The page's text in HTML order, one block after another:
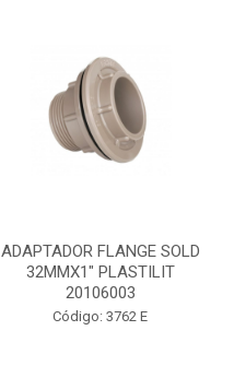
ADAPTADOR FLANGE SOLD
32MMX1" PLASTILIT
20106003
Código: 3762 E